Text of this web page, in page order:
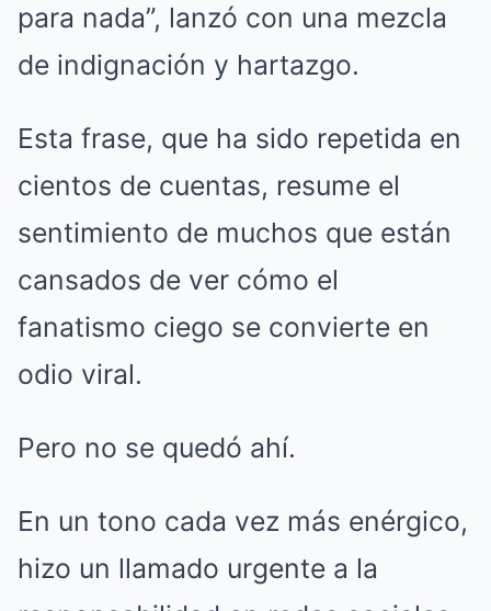
para nada”, lanzó con una mezcla
de indignación y hartazgo.
Esta frase, que ha sido repetida en
cientos de cuentas, resume el
sentimiento de muchos que están
cansados de ver cómo el
fanatismo ciego se convierte en
odio viral.
Pero no se quedó ahí.
En un tono cada vez más enérgico,
hizo un llamado urgente a la